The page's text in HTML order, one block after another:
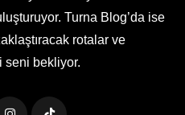
Turna Blog’da ise
rotalar ve
seni bekliyor.